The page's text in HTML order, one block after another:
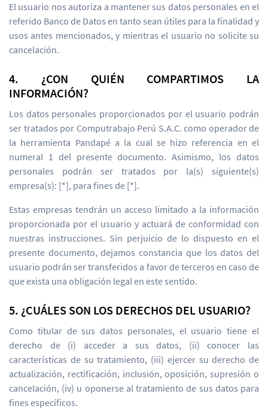
El usuario nos autoriza a mantener sus datos personales en el
referido Banco de Datos en tanto sean útiles para la finalidad y
usos antes mencionados, y mientras el usuario no solicite su
cancelación.
4. ¿CON QUIÉN COMPARTIMOS LA
INFORMACIÓN?
Los datos personales proporcionados por el usuario podrán
ser tratados por Computrabajo Perú S.A.C. como operador de
la herramienta Pandapé a la cual se hizo referencia en el
numeral 1 del presente documento. Asimismo, los datos
personales podrán ser tratados por la(s) siguiente(s)
empresa(s): [*], para fines de [*].
Estas empresas tendrán un acceso limitado a la información
proporcionada por el usuario y actuará de conformidad con
nuestras instrucciones. Sin perjuicio de lo dispuesto en el
presente documento, dejamos constancia que los datos del
usuario podrán ser transferidos a favor de terceros en caso de
que exista una obligación legal en este sentido.
5. ¿CUÁLES SON LOS DERECHOS DEL USUARIO?
Como titular de sus datos personales, el usuario tiene el
derecho de (i) acceder a sus datos, (ii) conocer las
características de su tratamiento, (iii) ejercer su derecho de
actualización, rectificación, inclusión, oposición, supresión o
cancelación, (iv) u oponerse al tratamiento de sus datos para
fines específicos.